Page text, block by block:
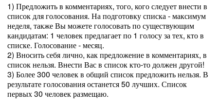
1) Предложить в комментариях, того, кого следует внести в
список для голосования. На подготовку списка - максимум
неделя, также Вы можете голосовать по существующим
кандидатам: 1 человек предлагает по 1 голосу за тех, кто в
списке. Голосование - месяц.
2) Вносить себя лично, как предложение в комментариях, в
список нельзя. Внести Вас в список кто-то должен другой!
3) Более 300 человек в общий список предложить нельзя. В
результате голосования останется 50 лучших. Список
первых 30 человек размещаю.